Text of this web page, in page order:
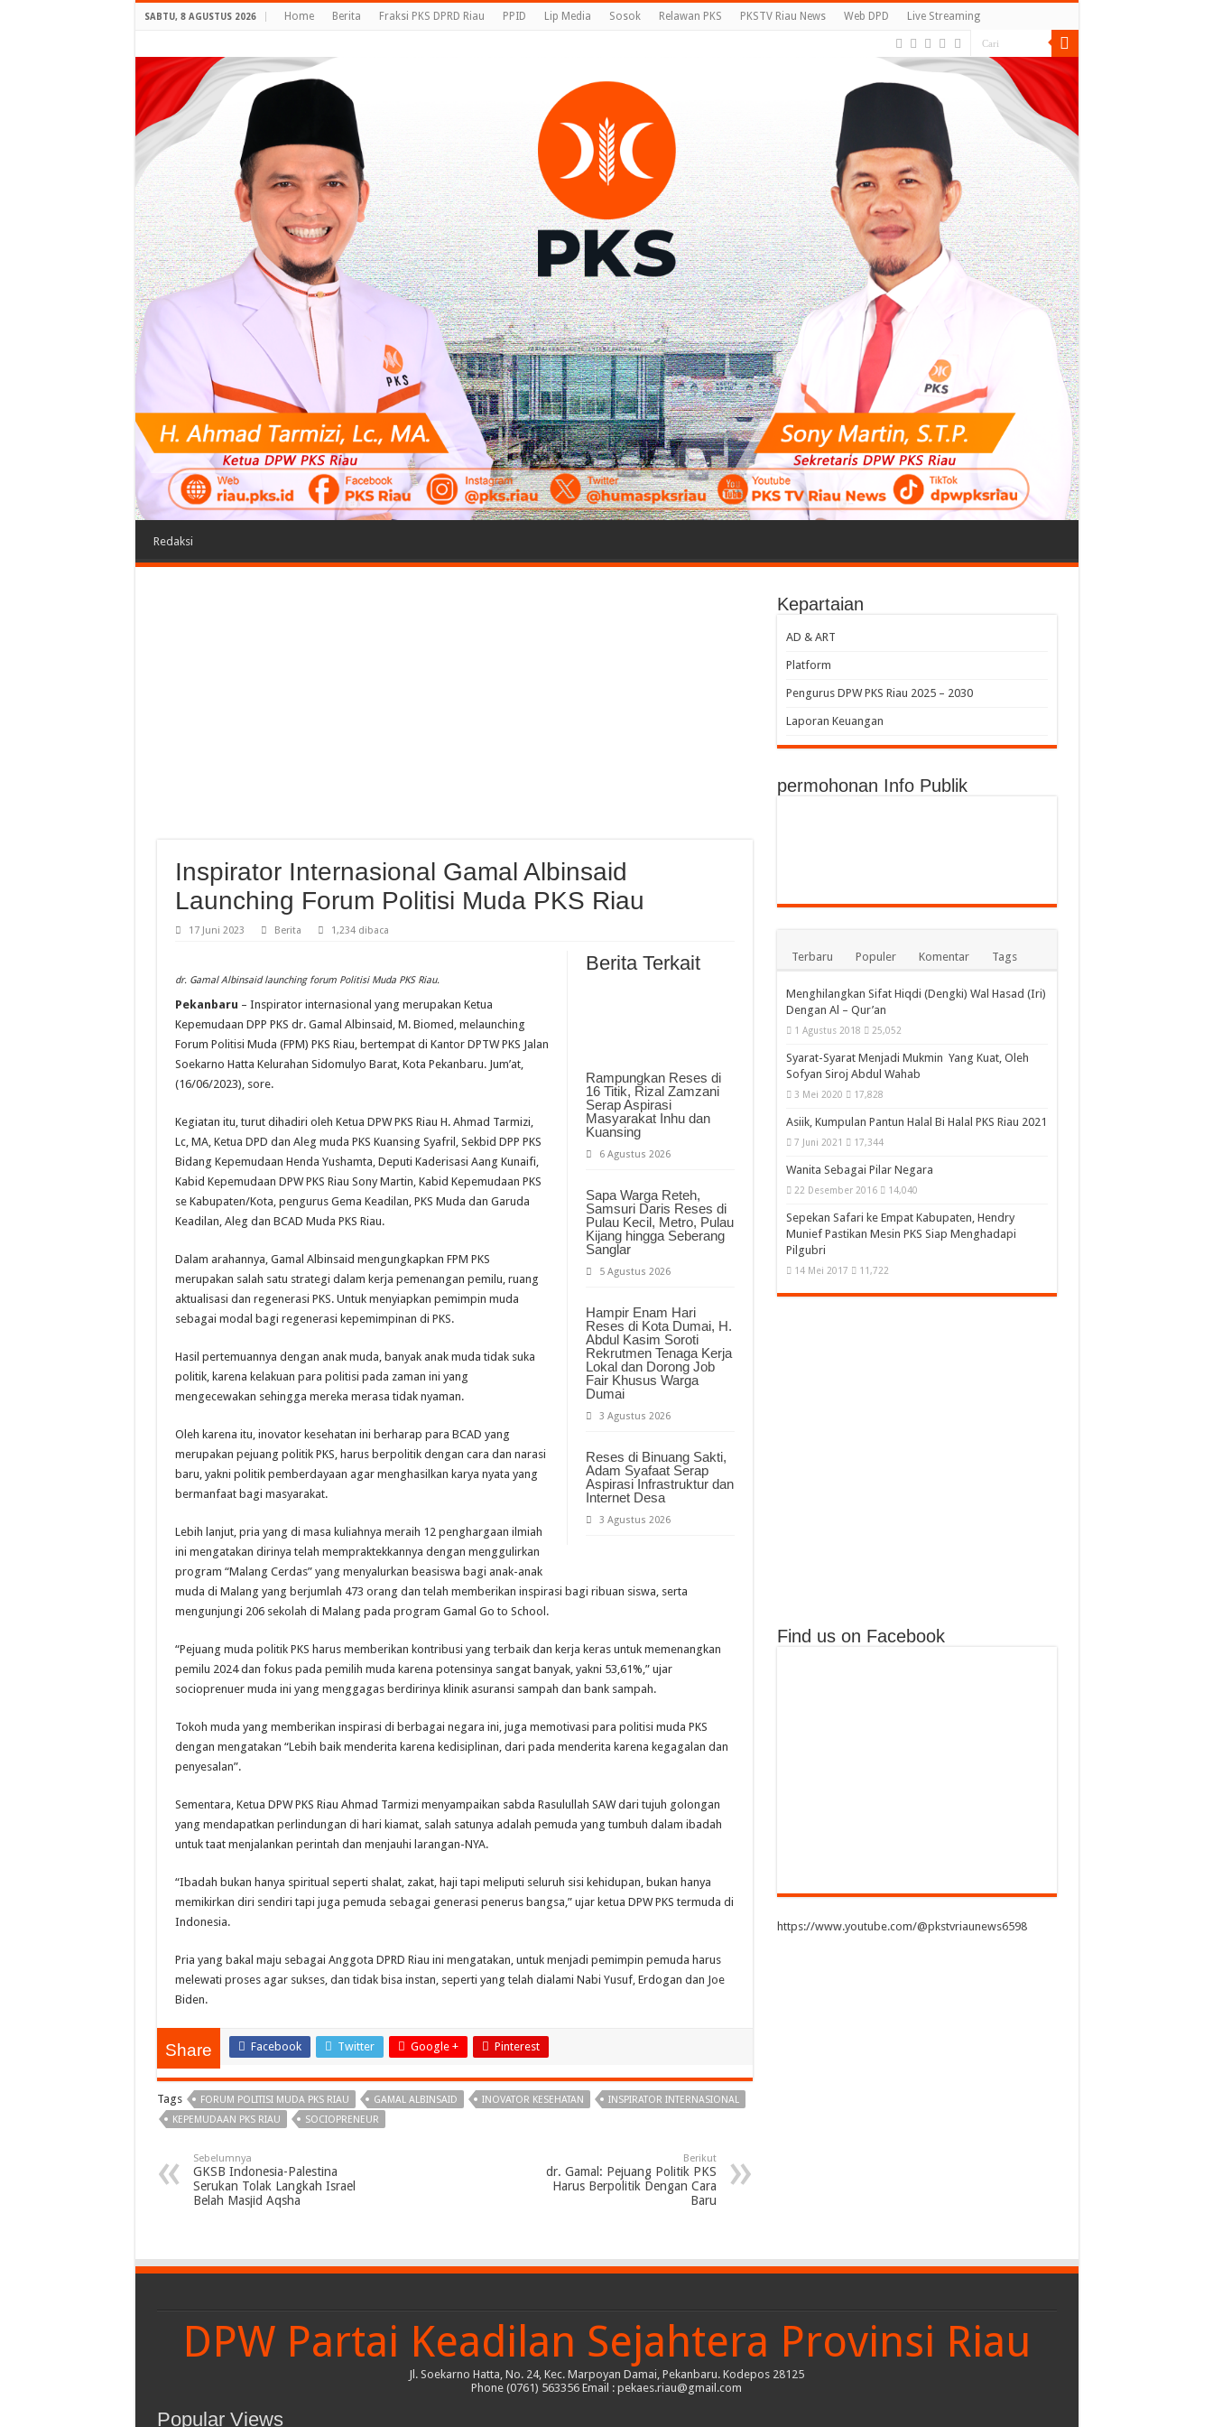
SABTU, 8 AGUSTUS 2026 Home Berita Fraksi PKS DPRD Riau PPID Lip Media Sosok Relawan PKS PKSTV Riau News Web DPD Live Streaming
Redaksi
Inspirator Internasional Gamal Albinsaid
Launching Forum Politisi Muda PKS Riau
17 Juni 2023 Berita 1,234 dibaca
Berita Terkait
Rampungkan Reses di
16 Titik, Rizal Zamzani
Serap Aspirasi
Masyarakat Inhu dan
Kuansing
6 Agustus 2026
Sapa Warga Reteh,
Samsuri Daris Reses di
Pulau Kecil, Metro, Pulau
Kijang hingga Seberang
Sanglar
5 Agustus 2026
Hampir Enam Hari
Reses di Kota Dumai, H.
Abdul Kasim Soroti
Rekrutmen Tenaga Kerja
Lokal dan Dorong Job
Fair Khusus Warga
Dumai
3 Agustus 2026
Reses di Binuang Sakti,
Adam Syafaat Serap
Aspirasi Infrastruktur dan
Internet Desa
3 Agustus 2026
dr. Gamal Albinsaid launching forum Politisi Muda PKS Riau.
Pekanbaru – Inspirator internasional yang merupakan Ketua
Kepemudaan DPP PKS dr. Gamal Albinsaid, M. Biomed, melaunching
Forum Politisi Muda (FPM) PKS Riau, bertempat di Kantor DPTW PKS Jalan
Soekarno Hatta Kelurahan Sidomulyo Barat, Kota Pekanbaru. Jum’at,
(16/06/2023), sore.
Kegiatan itu, turut dihadiri oleh Ketua DPW PKS Riau H. Ahmad Tarmizi,
Lc, MA, Ketua DPD dan Aleg muda PKS Kuansing Syafril, Sekbid DPP PKS
Bidang Kepemudaan Henda Yushamta, Deputi Kaderisasi Aang Kunaifi,
Kabid Kepemudaan DPW PKS Riau Sony Martin, Kabid Kepemudaan PKS
se Kabupaten/Kota, pengurus Gema Keadilan, PKS Muda dan Garuda
Keadilan, Aleg dan BCAD Muda PKS Riau.
Dalam arahannya, Gamal Albinsaid mengungkapkan FPM PKS
merupakan salah satu strategi dalam kerja pemenangan pemilu, ruang
aktualisasi dan regenerasi PKS. Untuk menyiapkan pemimpin muda
sebagai modal bagi regenerasi kepemimpinan di PKS.
Hasil pertemuannya dengan anak muda, banyak anak muda tidak suka
politik, karena kelakuan para politisi pada zaman ini yang
mengecewakan sehingga mereka merasa tidak nyaman.
Oleh karena itu, inovator kesehatan ini berharap para BCAD yang
merupakan pejuang politik PKS, harus berpolitik dengan cara dan narasi
baru, yakni politik pemberdayaan agar menghasilkan karya nyata yang
bermanfaat bagi masyarakat.
Lebih lanjut, pria yang di masa kuliahnya meraih 12 penghargaan ilmiah
ini mengatakan dirinya telah mempraktekkannya dengan menggulirkan
program “Malang Cerdas” yang menyalurkan beasiswa bagi anak-anak
muda di Malang yang berjumlah 473 orang dan telah memberikan inspirasi bagi ribuan siswa, serta
mengunjungi 206 sekolah di Malang pada program Gamal Go to School.
“Pejuang muda politik PKS harus memberikan kontribusi yang terbaik dan kerja keras untuk memenangkan
pemilu 2024 dan fokus pada pemilih muda karena potensinya sangat banyak, yakni 53,61%,” ujar
socioprenuer muda ini yang menggagas berdirinya klinik asuransi sampah dan bank sampah.
Tokoh muda yang memberikan inspirasi di berbagai negara ini, juga memotivasi para politisi muda PKS
dengan mengatakan “Lebih baik menderita karena kedisiplinan, dari pada menderita karena kegagalan dan
penyesalan”.
Sementara, Ketua DPW PKS Riau Ahmad Tarmizi menyampaikan sabda Rasulullah SAW dari tujuh golongan
yang mendapatkan perlindungan di hari kiamat, salah satunya adalah pemuda yang tumbuh dalam ibadah
untuk taat menjalankan perintah dan menjauhi larangan-NYA.
“Ibadah bukan hanya spiritual seperti shalat, zakat, haji tapi meliputi seluruh sisi kehidupan, bukan hanya
memikirkan diri sendiri tapi juga pemuda sebagai generasi penerus bangsa,” ujar ketua DPW PKS termuda di
Indonesia.
Pria yang bakal maju sebagai Anggota DPRD Riau ini mengatakan, untuk menjadi pemimpin pemuda harus
melewati proses agar sukses, dan tidak bisa instan, seperti yang telah dialami Nabi Yusuf, Erdogan dan Joe
Biden.
Share Facebook Twitter Google + Pinterest
Tags FORUM POLITISI MUDA PKS RIAU GAMAL ALBINSAID INOVATOR KESEHATAN
INSPIRATOR INTERNASIONAL
KEPEMUDAAN PKS RIAU
SOCIOPRENEUR
Sebelumnya
GKSB Indonesia-Palestina
Serukan Tolak Langkah Israel
Belah Masjid Aqsha
Berikut
dr. Gamal: Pejuang Politik PKS
Harus Berpolitik Dengan Cara
Baru
Kepartaian
AD & ART
Platform
Pengurus DPW PKS Riau 2025 – 2030
Laporan Keuangan
permohonan Info Publik
Terbaru Populer Komentar Tags
Menghilangkan Sifat Hiqdi (Dengki) Wal Hasad (Iri)
Dengan Al – Qur’an
1 Agustus 2018 25,052
Syarat-Syarat Menjadi Mukmin Yang Kuat, Oleh
Sofyan Siroj Abdul Wahab
3 Mei 2020 17,828
Asiik, Kumpulan Pantun Halal Bi Halal PKS Riau 2021
7 Juni 2021 17,344
Wanita Sebagai Pilar Negara
22 Desember 2016 14,040
Sepekan Safari ke Empat Kabupaten, Hendry
Munief Pastikan Mesin PKS Siap Menghadapi
Pilgubri
14 Mei 2017 11,722
Find us on Facebook
https://www.youtube.com/@pkstvriaunews6598
DPW Partai Keadilan Sejahtera Provinsi Riau
Jl. Soekarno Hatta, No. 24, Kec. Marpoyan Damai, Pekanbaru. Kodepos 28125
Phone (0761) 563356 Email : pekaes.riau@gmail.com
Popular Views